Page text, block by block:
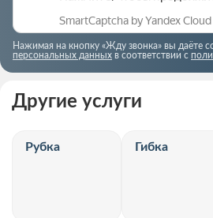
Нажимая на кнопку «Жду звонка» вы даёте
персональных данных в соответствии с
Другие услуги
Рубка Гибка